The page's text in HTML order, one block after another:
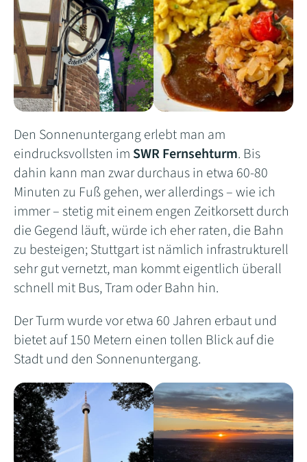
Den Sonnenuntergang erlebt man am
eindrucksvollsten im SWR Fernsehturm. Bis
dahin kann man zwar durchaus in etwa 60-80
Minuten zu Fuß gehen, wer allerdings – wie ich
immer – stetig mit einem engen Zeitkorsett durch
die Gegend läuft, würde ich eher raten, die Bahn
zu besteigen; Stuttgart ist nämlich infrastrukturell
sehr gut vernetzt, man kommt eigentlich überall
schnell mit Bus, Tram oder Bahn hin.
Der Turm wurde vor etwa 60 Jahren erbaut und
bietet auf 150 Metern einen tollen Blick auf die
Stadt und den Sonnenuntergang.